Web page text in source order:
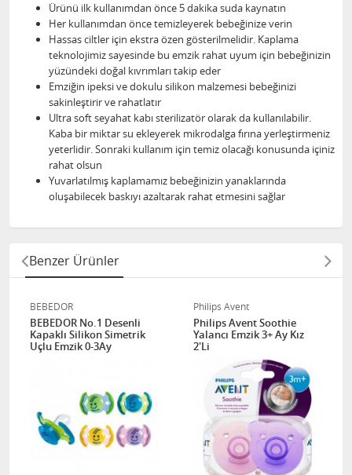
Ürünü ilk kullanımdan önce 5 dakika suda kaynatın
Her kullanımdan önce temizleyerek bebeğinize verin
Hassas ciltler için ekstra özen gösterilmelidir. Kaplama
teknolojimiz sayesinde bu emzik rahat uyum için bebeğinizin
yüzündeki doğal kıvrımları takip eder
Emziğin ipeksi ve dokulu silikon malzemesi bebeğinizi
sakinleştirir ve rahatlatır
Ultra soft seyahat kabı sterilizatör olarak da kullanılabilir.
Kaba bir miktar su ekleyerek mikrodalga fırına yerleştirmeniz
yeterlidir. Sonraki kullanım için temiz olacağı konusunda içiniz
rahat olsun
Yuvarlatılmış kaplamamız bebeğinizin yanaklarında
oluşabilecek baskıyı azaltarak rahat etmesini sağlar
Benzer Ürünler
BEBEDOR
BEBEDOR No.1 Desenli
Kapaklı Silikon Simetrik
Uçlu Emzik 0-3Ay
Philips Avent
Philips Avent Soothie
Yalancı Emzik 3+ Ay Kız
2'Li